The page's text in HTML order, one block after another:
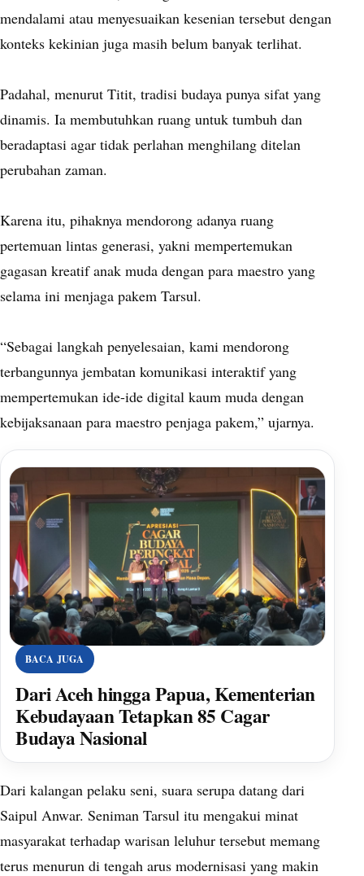
mendalami atau menyesuaikan kesenian tersebut dengan
konteks kekinian juga masih belum banyak terlihat.
Padahal, menurut Titit, tradisi budaya punya sifat yang
dinamis. Ia membutuhkan ruang untuk tumbuh dan
beradaptasi agar tidak perlahan menghilang ditelan
perubahan zaman.
Karena itu, pihaknya mendorong adanya ruang
pertemuan lintas generasi, yakni mempertemukan
gagasan kreatif anak muda dengan para maestro yang
selama ini menjaga pakem Tarsul.
“Sebagai langkah penyelesaian, kami mendorong
terbangunnya jembatan komunikasi interaktif yang
mempertemukan ide-ide digital kaum muda dengan
kebijaksanaan para maestro penjaga pakem,” ujarnya.
BACA JUGA
Dari Aceh hingga Papua, Kementerian
Kebudayaan Tetapkan 85 Cagar
Budaya Nasional
Dari kalangan pelaku seni, suara serupa datang dari
Saipul Anwar. Seniman Tarsul itu mengakui minat
masyarakat terhadap warisan leluhur tersebut memang
terus menurun di tengah arus modernisasi yang makin